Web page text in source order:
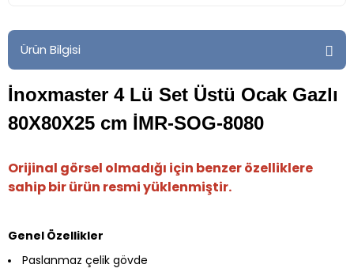
Ürün Bilgisi
İnoxmaster 4 Lü Set Üstü Ocak Gazlı
80X80X25 cm İMR-SOG-8080
Orijinal görsel olmadığı için benzer özelliklere
sahip bir ürün resmi yüklenmiştir.
Genel Özellikler
Paslanmaz çelik gövde